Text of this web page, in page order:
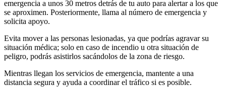
emergencia a unos 30 metros detrás de tu auto para alertar a los que
se aproximen. Posteriormente, llama al número de emergencia y
solicita apoyo.
Evita mover a las personas lesionadas, ya que podrías agravar su
situación médica; solo en caso de incendio u otra situación de
peligro, podrás asistirlos sacándolos de la zona de riesgo.
Mientras llegan los servicios de emergencia, mantente a una
distancia segura y ayuda a coordinar el tráfico si es posible.